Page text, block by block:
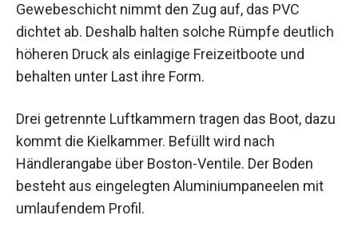
Gewebeschicht nimmt den Zug auf, das PVC
dichtet ab. Deshalb halten solche Rümpfe deutlich
höheren Druck als einlagige Freizeitboote und
behalten unter Last ihre Form.
Drei getrennte Luftkammern tragen das Boot, dazu
kommt die Kielkammer. Befüllt wird nach
Händlerangabe über Boston-Ventile. Der Boden
besteht aus eingelegten Aluminiumpaneelen mit
umlaufendem Profil.